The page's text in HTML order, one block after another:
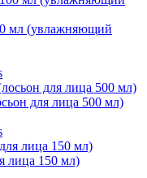
мл (увлажняющий
для лица 500 мл)
лица 150 мл)